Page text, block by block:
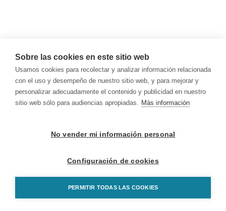
Sobre las cookies en este sitio web
Usamos cookies para recolectar y analizar información relacionada
con el uso y desempeño de nuestro sitio web, y para mejorar y
personalizar adecuadamente el contenido y publicidad en nuestro
sitio web sólo para audiencias apropiadas. Más información
No vender mi información personal
Configuración de cookies
PERMITIR TODAS LAS COOKIES